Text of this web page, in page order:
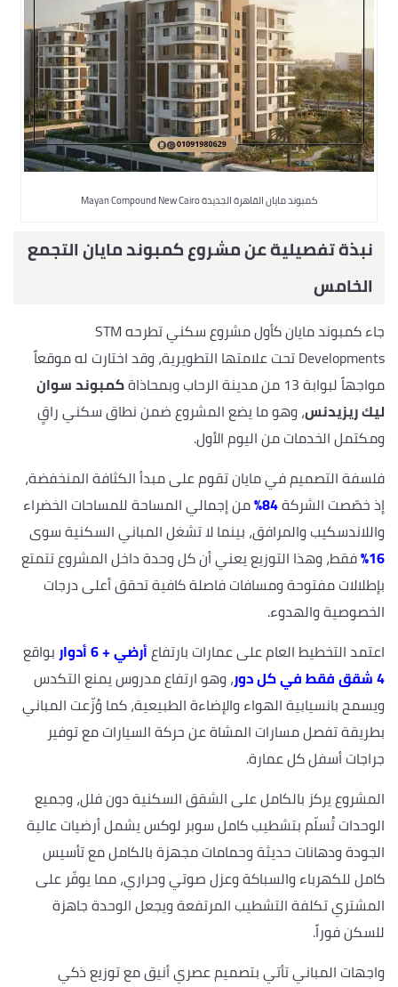
كمبوند مايان القاهرة الجديدة Mayan Compound New Cairo
نبذة تفصيلية عن مشروع كمبوند مايان التجمع
الخامس
جاء كمبوند مايان كأول مشروع سكني تطرحه STM
Developments تحت علامتها التطويرية، وقد اختارت له موقعاً
مواجهاً لبوابة 13 من مدينة الرحاب وبمحاذاة
كمبوند سوان
ليك ريزيدنس، وهو ما يضع المشروع ضمن نطاق سكني راقٍ
ومكتمل الخدمات من اليوم الأول.
فلسفة التصميم في مايان تقوم على مبدأ الكثافة المنخفضة،
إذ خصّصت الشركة84% من إجمالي المساحة للمساحات الخضراء
واللاندسكيب والمرافق، بينما لا تشغل المباني السكنية سوى
16% فقط، وهذا التوزيع يعني أن كل وحدة داخل المشروع تتمتع
بإطلالات مفتوحة ومسافات فاصلة كافية تحقق أعلى درجات
الخصوصية والهدوء.
اعتمد التخطيط العام على عمارات بارتفاعأرضي + 6 أدوار
بواقع
4 شقق فقط في كل دور
، وهو ارتفاع مدروس يمنع التكدس
ويسمح بانسيابية الهواء والإضاءة الطبيعية، كما وُزّعت المباني
بطريقة تفصل مسارات المشاة عن حركة السيارات مع توفير
جراجات أسفل كل عمارة.
المشروع يركز بالكامل على الشقق السكنية دون فلل، وجميع
الوحدات تُسلّم بتشطيب كامل سوبر لوكس يشمل أرضيات عالية
الجودة ودهانات حديثة وحمامات مجهزة بالكامل مع تأسيس
كامل للكهرباء والسباكة وعزل صوتي وحراري، مما يوفّر على
المشتري تكلفة التشطيب المرتفعة ويجعل الوحدة جاهزة
للسكن فوراً.
واجهات المباني تأتي بتصميم عصري أنيق مع توزيع ذكي